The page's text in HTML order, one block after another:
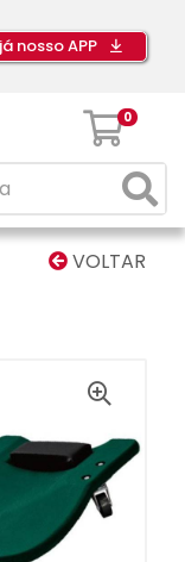
nosso APP
0
VOLTAR